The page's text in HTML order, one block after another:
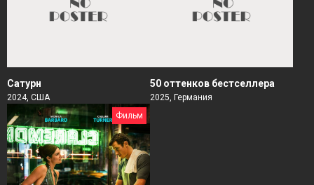
Сатурн
2024, США
50 оттенков бестселлера
2025, Германия
Фильм